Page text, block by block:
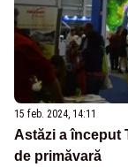
15 feb. 2024, 14:11
Astăzi a început
de primăvară